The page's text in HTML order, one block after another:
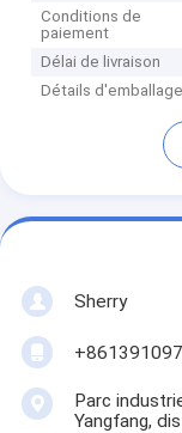
Conditions de
paiement
Délai de livraison
Détails d'emballage
Sherry
Parc
Yangfang,